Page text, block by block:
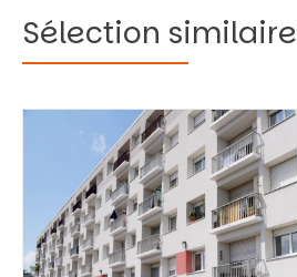
Sélection similaire